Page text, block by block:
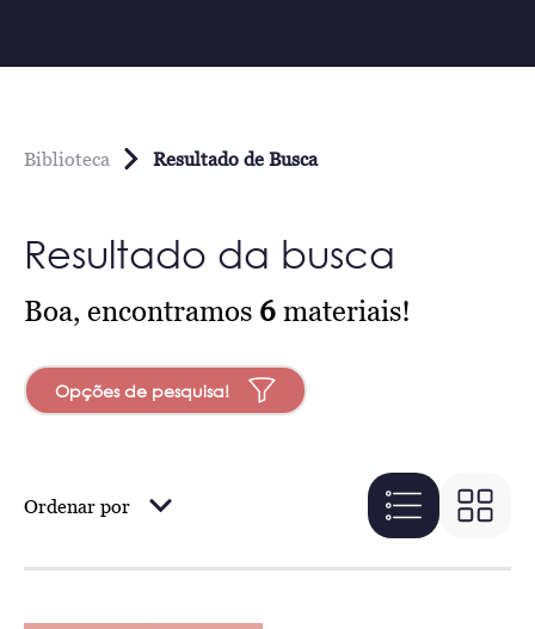
Biblioteca Resultado de Busca
Resultado da busca
Boa, encontramos 6 materiais!
Opções de pesquisa!
Ordenar por